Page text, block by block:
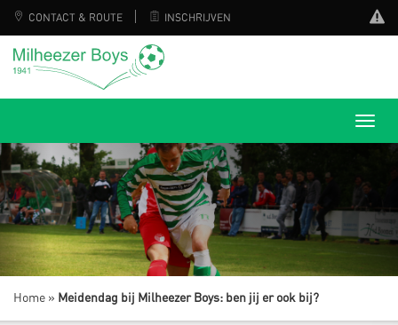
CONTACT & ROUTE INSCHRIJVEN
Home » Meidendag bij Milheezer Boys: ben jij er ook bij?